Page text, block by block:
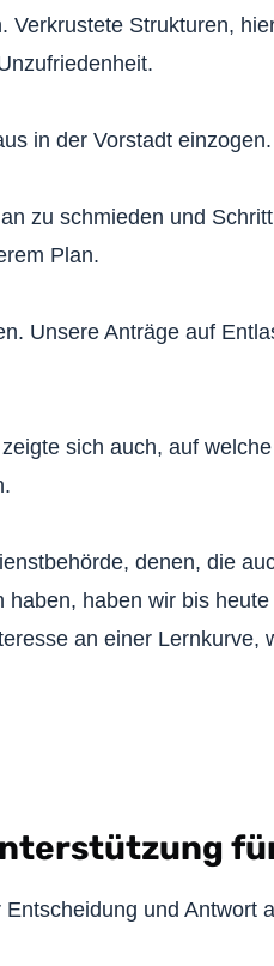
Strukturen,
in der Vorstadt
zu schmieden und
Plan.
Unsere Anträge auf
sich auch, auf
denen, die
haben wir bis
an einer
und Antwort